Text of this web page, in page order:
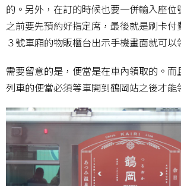
的。另外，在訂的時候也要一併輸入座位
之前要先預約好指定席，最後就是刷卡付
３號車廂的物販櫃台出示手機畫面就可以
需要留意的是，便當是在車內領取的。
列車的便當必須等車開到鶴岡站之後才能